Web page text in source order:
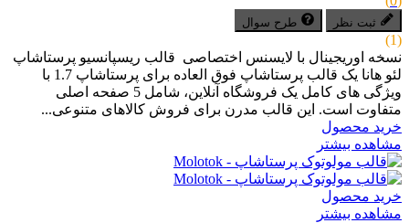
ثبت نظر طرح سوال
(1)
نسخه اوریجینال با لایسنس اختصاصی قالب ریسپانسیو پرستاشاپ
لئو هانا یک قالب پرستاشاپ فوق العاده برای پرستاشاپ 1.7 با
ویژگی های کامل یک فروشگاه آنلاین، شامل 5 صفحه اصلی
متفاوت است. این قالب مدرن برای فروش کالاهای متنوعی...
خرید محصول
مشاهده بیشتر
خرید محصول
مشاهده بیشتر